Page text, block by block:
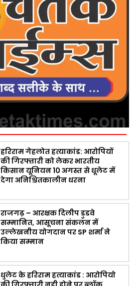
हरिराम गेहलोत हत्याकांड: आरोपियों
की गिरफ्तारी को लेकर भारतीय
किसान यूनियन 10 अगस्त से धूलेट में
देगा अनिश्चितकालीन धरना
राजगढ़ – आरक्षक दिलीप डुडवे
सम्मानित, आसूचना संकलन में
उल्लेखनीय योगदान पर SP शर्मा ने
किया सम्मान
धुलेट के हरिराम हत्याकांड : आरोपियो